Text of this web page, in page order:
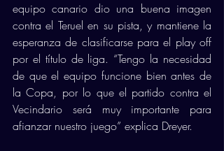
equipo canario dio una buena imagen
contra el Teruel en su pista, y mantiene la
esperanza de clasificarse para el play off
por el título de liga. “Tengo la necesidad
de que el equipo funcione bien antes de
la Copa, por lo que el partido contra el
Vecindario será muy importante para
afianzar nuestro juego” explica Dreyer.